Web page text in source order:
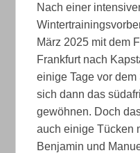
Nach einer
März 2025 mit dem
Frankfurt nach
einige Tage vor
sich dann das
gewöhnen. Doch
auch einige Tücken
Benjamin und